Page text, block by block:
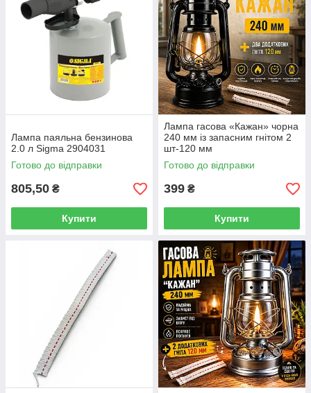
Лампа паяльна бензинова
2.0 л Sigma 2904031
Готово до відправки
805,50 ₴
Купити
Лампа гасова «Кажан» чорна
240 мм із запасним гнітом 2
шт-120 мм
Готово до відправки
399 ₴
Купити